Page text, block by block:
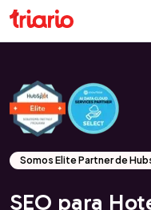
Somos Elite Partner de
SEO para